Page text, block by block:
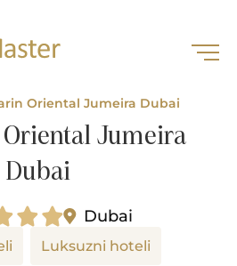
Oriental Jumeira Dubai
Jumeira
Dubai
Luksuzni hoteli
Dubai